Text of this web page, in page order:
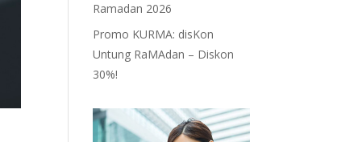
Ramadan 2026
Promo KURMA: disKon
Untung RaMAdan – Diskon
30%!